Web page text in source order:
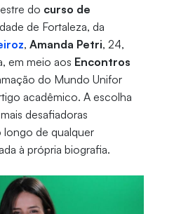
do curso de
de Fortaleza, da
, Amanda Petri, 24,
em meio aos Encontros
do Mundo Unifor
acadêmico. A escolha
desafiadoras
longo de qualquer
à própria biografia.